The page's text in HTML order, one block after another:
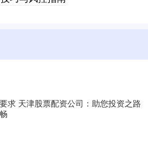
求 天津股票配资公司：助您投资之路